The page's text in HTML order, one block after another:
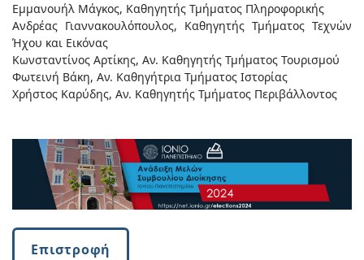
Εμμανουήλ Μάγκος, Καθηγητής Τμήματος Πληροφορικής
Ανδρέας Γιαννακουλόπουλος, Καθηγητής Τμήματος Τεχνών
Ήχου και Εικόνας
Κωνσταντίνος Αρτίκης, Αν. Καθηγητής Τμήματος Τουρισμού
Φωτεινή Βάκη, Αν. Καθηγήτρια Τμήματος Ιστορίας
Χρήστος Καρύδης, Αν. Καθηγητής Τμήματος Περιβάλλοντος
Επιστροφή